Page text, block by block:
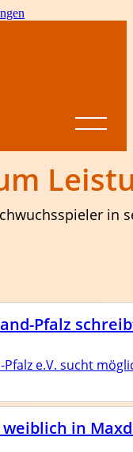
in
Pfalz
e.V. sucht
weiblich in